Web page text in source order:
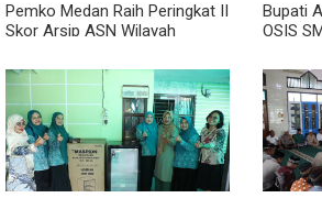
Pemko Medan Raih Peringkat II
Skor Arsip ASN Wilayah
Bupati
OSIS